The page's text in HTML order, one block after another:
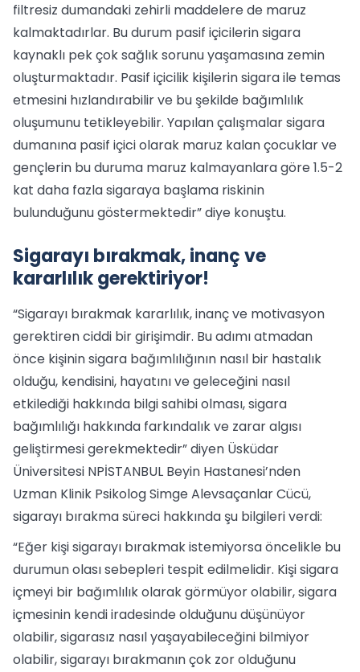
filtresiz dumandaki zehirli maddelere de maruz
kalmaktadırlar. Bu durum pasif içicilerin sigara
kaynaklı pek çok sağlık sorunu yaşamasına zemin
oluşturmaktadır. Pasif içicilik kişilerin sigara ile temas
etmesini hızlandırabilir ve bu şekilde bağımlılık
oluşumunu tetikleyebilir. Yapılan çalışmalar sigara
dumanına pasif içici olarak maruz kalan çocuklar ve
gençlerin bu duruma maruz kalmayanlara göre 1.5-2
kat daha fazla sigaraya başlama riskinin
bulunduğunu göstermektedir” diye konuştu.
Sigarayı bırakmak, inanç ve
kararlılık gerektiriyor!
“Sigarayı bırakmak kararlılık, inanç ve motivasyon
gerektiren ciddi bir girişimdir. Bu adımı atmadan
önce kişinin sigara bağımlılığının nasıl bir hastalık
olduğu, kendisini, hayatını ve geleceğini nasıl
etkilediği hakkında bilgi sahibi olması, sigara
bağımlılığı hakkında farkındalık ve zarar algısı
geliştirmesi gerekmektedir” diyen Üsküdar
Üniversitesi NPİSTANBUL Beyin Hastanesi’nden
Uzman Klinik Psikolog Simge Alevsaçanlar Cücü,
sigarayı bırakma süreci hakkında şu bilgileri verdi:
“Eğer kişi sigarayı bırakmak istemiyorsa öncelikle bu
durumun olası sebepleri tespit edilmelidir. Kişi sigara
içmeyi bir bağımlılık olarak görmüyor olabilir, sigara
içmesinin kendi iradesinde olduğunu düşünüyor
olabilir, sigarasız nasıl yaşayabileceğini bilmiyor
olabilir, sigarayı bırakmanın çok zor olduğunu